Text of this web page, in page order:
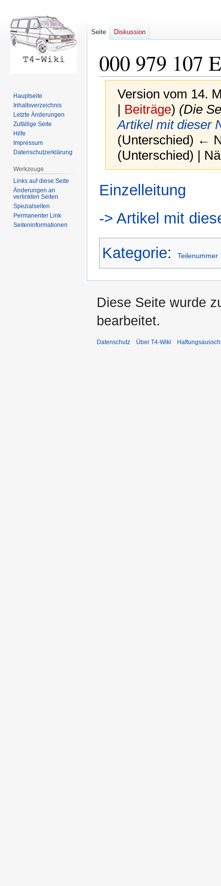
000 979 107 E
Version vom 14.
| Beiträge) (Die
Artikel mit dieser
(Unterschied) ←
(Unterschied) |
Navigation
Suche
Einzelleitung
-> Artikel mit
Kategorie: Teilenummer
Seite Diskussion
Hauptseite
Inhaltsverzeichnis
Letzte Änderungen
Zufällige Seite
Hilfe
Impressum
Datenschutzerklärung
Werkzeuge
Links auf diese Seite
Änderungen an
verlinkten Seiten
Spezialseiten
Permanenter Link
Seiten­informationen
Diese Seite wurde
bearbeitet.
Datenschutz Über T4-Wiki